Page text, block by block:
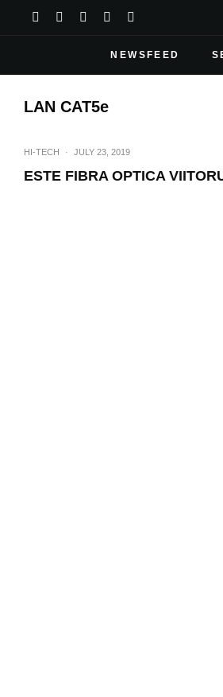
NEWSFEED
LAN CAT5e
HI-TECH · JULY 23, 2019
ESTE FIBRA OPTICA